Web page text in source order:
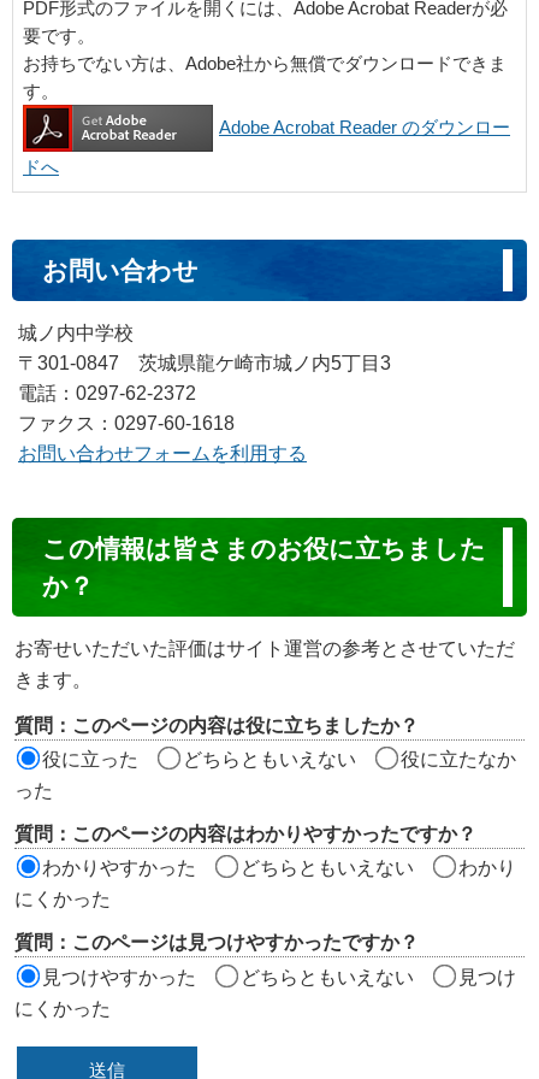
PDF形式のファイルを開くには、Adobe Acrobat Readerが必
要です。
お持ちでない方は、Adobe社から無償でダウンロードできま
す。
Adobe Acrobat Reader のダウンロー
ドへ
お問い合わせ
城ノ内中学校
〒301-0847 茨城県龍ケ崎市城ノ内5丁目3
電話：0297-62-2372
ファクス：0297-60-1618
お問い合わせフォームを利用する
ン
ン
ツ
評
価
ア
この情報は皆さまのお役に立ちました
か？
お寄せいただいた評価はサイト運営の参考とさせていただ
きます。
質問：このページの内容は役に立ちましたか？
役に立った
どちらともいえない
役に立たなか
った
質問：このページの内容はわかりやすかったですか？
わかりやすかった
どちらともいえない
わかり
にくかった
質問：このページは見つけやすかったですか？
見つけやすかった
どちらともいえない
見つけ
にくかった